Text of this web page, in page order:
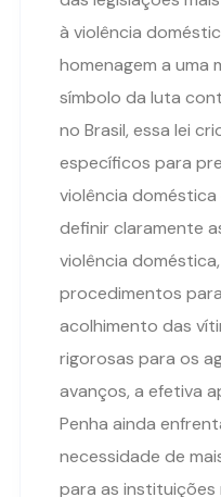
à violência
homenagem a uma
símbolo da luta
no Brasil, essa lei
específicos para
violência
definir claramente
violência
procedimentos
acolhimento das
rigorosas para os
avanços, a efetiva
Penha ainda
necessidade de
para as instituições